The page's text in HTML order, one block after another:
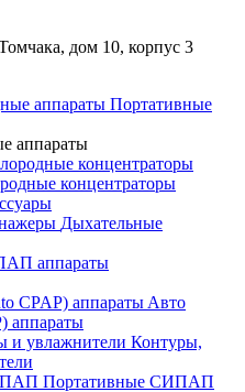
дом 10, корпус 3
Портативные
аппараты
концентраторы
Дыхательные
аппараты
Aвто
аппараты
Контуры,
Портативные СИПАП